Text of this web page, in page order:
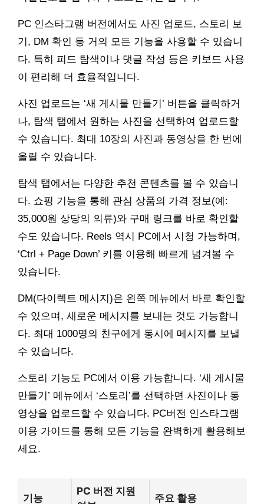
PC 인스타그램 버전에서도 사진 업로드, 스토리 보
기, DM 확인 등 거의 모든 기능을 사용할 수 있습니
다. 특히 피드 탐색이나 댓글 작성 등은 키보드 사용
이 편리해 더 효율적입니다.
사진 업로드는 ‘새 게시물 만들기’ 버튼을 클릭하거
나, 탐색 탭에서 원하는 사진을 선택하여 업로드할
수 있습니다. 최대 10장의 사진과 동영상을 한 번에
올릴 수 있습니다.
탐색 탭에서는 다양한 추천 콘텐츠를 볼 수 있습니
다. 쇼핑 기능을 통해 관심 상품의 가격 정보(예:
35,000원 상당의 의류)와 구매 링크를 바로 확인할
수도 있습니다. Reels 역시 PC에서 시청 가능하며,
‘Ctrl + Page Down’ 키를 이용해 빠르게 넘겨볼 수
있습니다.
DM(다이렉트 메시지)은 왼쪽 메뉴에서 바로 확인할
수 있으며, 새로운 메시지를 보내는 것도 가능합니
다. 최대 1000명의 친구에게 동시에 메시지를 보낼
수 있습니다.
스토리 기능도 PC에서 이용 가능합니다. ‘새 게시물
만들기’ 메뉴에서 ‘스토리’를 선택하면 사진이나 동
영상을 업로드할 수 있습니다. PC버전 인스타그램
이용 가이드를 통해 모든 기능을 완벽하게 활용해보
세요.
기능
PC 버전 지원
주요 활용